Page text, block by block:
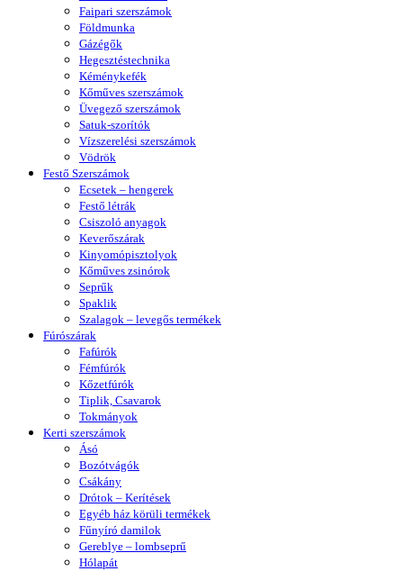
Faipari szerszámok
Földmunka
Gázégők
Hegesztéstechnika
Kéménykefék
Kőműves szerszámok
Üvegező szerszámok
Satuk-szorítók
Vízszerelési szerszámok
Vödrök
Festő Szerszámok
Ecsetek – hengerek
Festő létrák
Csiszoló anyagok
Keverőszárak
Kinyomópisztolyok
Kőműves zsinórok
Seprűk
Spaklik
Szalagok – levegős termékek
Fúrószárak
Fafúrók
Fémfúrók
Kőzetfúrók
Tiplik, Csavarok
Tokmányok
Kerti szerszámok
Ásó
Bozótvágók
Csákány
Drótok – Kerítések
Egyéb ház körüli termékek
Fűnyíró damilok
Gereblye – lombseprű
Hólapát